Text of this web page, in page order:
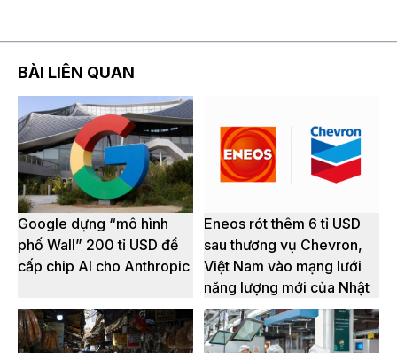
BÀI LIÊN QUAN
Google dựng “mô hình
phố Wall” 200 tỉ USD để
cấp chip AI cho Anthropic
Eneos rót thêm 6 tỉ USD
sau thương vụ Chevron,
Việt Nam vào mạng lưới
năng lượng mới của Nhật